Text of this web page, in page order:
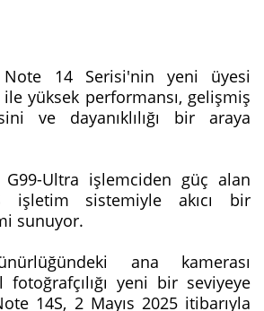
14 Serisi'nin yeni üyesi
yüksek performansı, gelişmiş
ve dayanıklılığı bir araya
G99-Ultra işlemciden güç alan
işletim sistemiyle akıcı bir
sunuyor.
ana kamerası
yeni bir seviyeye
14S, 2 Mayıs 2025 itibarıyla